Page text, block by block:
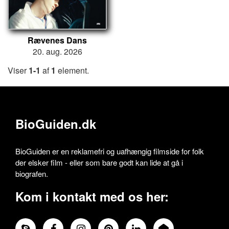
Rævenes Dans
20. aug. 2026
Viser1-1 af1 element.
BioGuiden.dk
BioGuiden er en reklamefri og uafhængig filmside for folk
der elsker film - eller som bare godt kan lide at gå i
biografen.
Kom i kontakt med os her: